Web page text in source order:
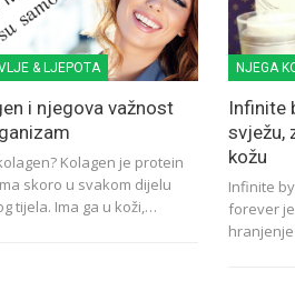
& LJEPOTA
i njegova važnost
Kolagen je protein
skoro u svakom dijelu
tijela. Ima ga u koži,…
NJEGA
Infinite
svježu,
kožu
Infinite
forever